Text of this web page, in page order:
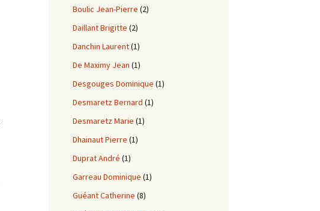
Boulic Jean-Pierre (2)
Daillant Brigitte (2)
Danchin Laurent(1)
De Maximy Jean (1)
Desgouges Dominique (1)
Desmaretz Bernard (1)
Desmaretz Marie (1)
Dhainaut Pierre (1)
Duprat André (1)
Garreau Dominique (1)
Guéant Catherine (8)